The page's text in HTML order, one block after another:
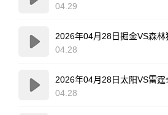
04.29
2026年04月28日掘金VS森
04.28
2026年04月28日太阳VS雷
04.28